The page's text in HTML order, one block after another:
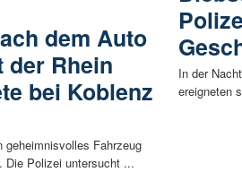
dem Auto
der Rhein
bei Koblenz
geheimnisvolles Fahrzeug
Die Polizei untersucht ...
In der
ereigneten